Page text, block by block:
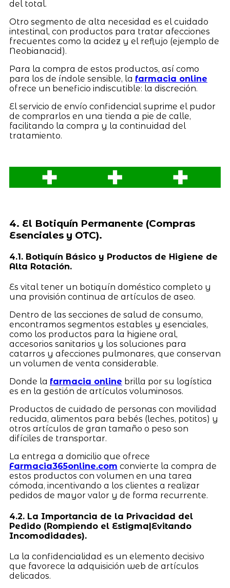
del total.
Otro segmento de alta necesidad es el cuidado
intestinal, con productos para tratar afecciones
frecuentes como la acidez y el reflujo (ejemplo de
Neobianacid).
Para la compra de estos productos, así como
para los de índole sensible, la farmacia online
ofrece un beneficio indiscutible: la discreción.
El servicio de envío confidencial suprime el pudor
de comprarlos en una tienda a pie de calle,
facilitando la compra y la continuidad del
tratamiento.
4. El Botiquín Permanente (Compras
Esenciales y OTC).
4.1. Botiquín Básico y Productos de Higiene de
Alta Rotación.
Es vital tener un botiquín doméstico completo y
una provisión continua de artículos de aseo.
Dentro de las secciones de salud de consumo,
encontramos segmentos estables y esenciales,
como los productos para la higiene oral,
accesorios sanitarios y los soluciones para
catarros y afecciones pulmonares, que conservan
un volumen de venta considerable.
Donde la farmacia online brilla por su logística
es en la gestión de artículos voluminosos.
Productos de cuidado de personas con movilidad
reducida, alimentos para bebés (leches, potitos) y
otros artículos de gran tamaño o peso son
difíciles de transportar.
La entrega a domicilio que ofrece
Farmacia365online.com convierte la compra de
estos productos con volumen en una tarea
cómoda, incentivando a los clientes a realizar
pedidos de mayor valor y de forma recurrente.
4.2. La Importancia de la Privacidad del
Pedido (Rompiendo el Estigma|Evitando
Incomodidades).
La la confidencialidad es un elemento decisivo
que favorece la adquisición web de artículos
delicados.